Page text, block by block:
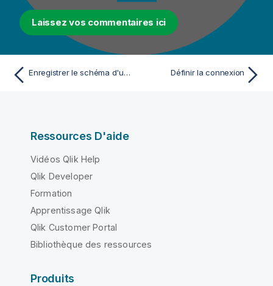
Laissez vos commentaires ici
Enregistrer le schéma d'un composant en tant que schéma générique Définir la connexion
Ressources D'aide
Vidéos Qlik Help
Qlik Developer
Formation
Apprentissage Qlik
Qlik Customer Portal
Bibliothèque des ressources
Produits